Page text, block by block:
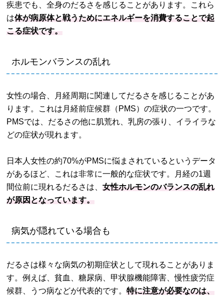
疾患でも、全身のだるさを感じることがあります。これら
は体が病原体と戦うためにエネルギーを消費することで起
こる症状です。
ホルモンバランスの乱れ
女性の場合、月経周期に関連してだるさを感じることがあ
ります。これは月経前症候群（PMS）の症状の一つです。
PMSでは、だるさの他に肌荒れ、乳房の張り、イライラな
どの症状が現れます。
日本人女性の約70%がPMSに悩まされているというデータ
があるほど、これは非常に一般的な症状です。月経の1週
間位前に現れるだるさは、女性ホルモンのバランスの乱れ
が原因となっています。
病気が隠れている場合も
だるさは様々な病気の初期症状として現れることがありま
す。例えば、貧血、糖尿病、甲状腺機能障害、慢性疲労症
候群、うつ病などが代表的です。特に注意が必要なのは、